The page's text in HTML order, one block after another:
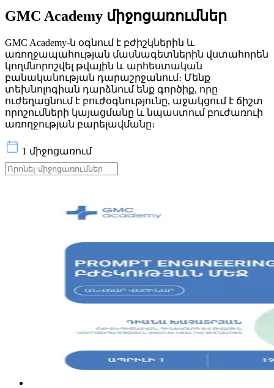
GMC Academy միջոցառումներ
GMC Academy-ն օգնում է բժիշկներին և
առողջապահության մասնագետներին վստահորեն
կողմնորոշվել թվային և արհեստական
բանականության դարաշրջանում։ Մենք
տեխնոլոգիան դարձնում ենք գործիք, որը
ուժեղացնում է բուժօգնությունը, աջակցում է ճիշտ
որոշումների կայացմանը և նպաստում բուժառուի
առողջության բարելավմանը։
1 միջոցառում